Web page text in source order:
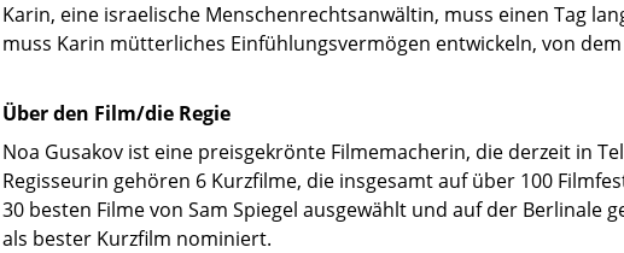
Karin, eine israelische Menschenrechtsanwältin, muss einen Tag
muss Karin mütterliches Einfühlungsvermögen entwickeln, von
Über den Film/die Regie
Noa Gusakov ist eine preisgekrönte Filmemacherin, die derzeit in
Regisseurin gehören 6 Kurzfilme, die insgesamt auf über 100
30 besten Filme von Sam Spiegel ausgewählt und auf der Berlinale
als bester Kurzfilm nominiert.